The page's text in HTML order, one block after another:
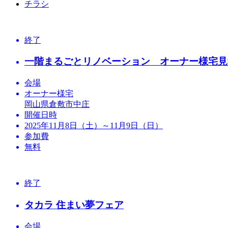
チラシ
終了
一階まるごとリノベーション オーナー様宅
会場
オーナー様宅
岡山県倉敷市中庄
開催日時
2025年11月8日（土）～11月9日（日）
参加費
無料
終了
タカラ 住まい夢フェア
会場